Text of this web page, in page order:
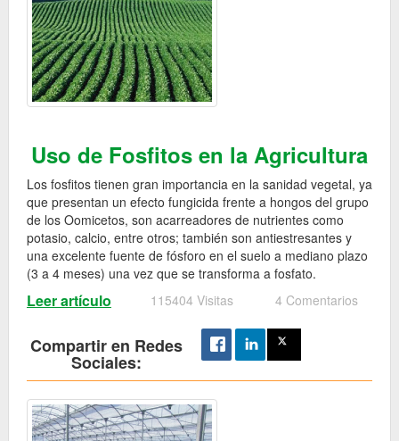
Uso de Fosfitos en la Agricultura
Los fosfitos tienen gran importancia en la sanidad vegetal, ya
que presentan un efecto fungicida frente a hongos del grupo
de los Oomicetos, son acarreadores de nutrientes como
potasio, calcio, entre otros; también son antiestresantes y
una excelente fuente de fósforo en el suelo a mediano plazo
(3 a 4 meses) una vez que se transforma a fosfato.
Leer artículo 115404 Visitas 4 Comentarios
Compartir en Redes
Sociales: